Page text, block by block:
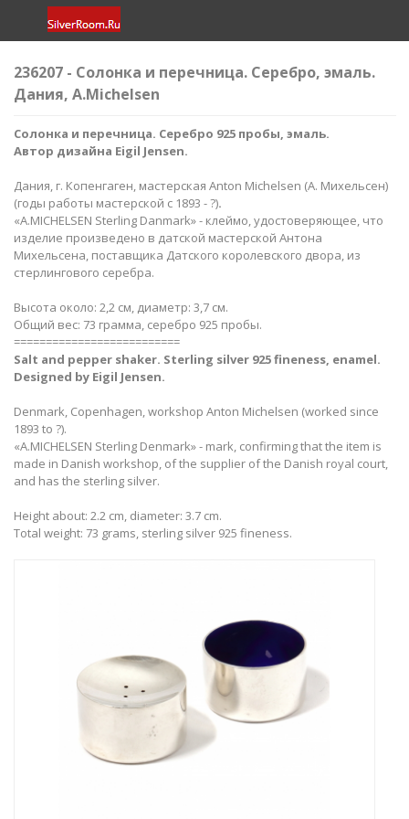
236207 - Солонка и перечница. Серебро, эмаль.
Дания, A.Michelsen
Солонка и перечница. Серебро 925 пробы, эмаль.
Автор дизайна Eigil Jensen.
Дания, г. Копенгаген, мастерская Anton Michelsen (А. Михельсен)
(годы работы мастерской с 1893 - ?).
«A.MICHELSEN Sterling Danmark» - клеймо, удостоверяющее, что
изделие произведено в датской мастерской Антона
Михельсена, поставщика Датского королевского двора, из
стерлингового серебра.
Высота около: 2,2 см, диаметр: 3,7 см.
Общий вес: 73 грамма, серебро 925 пробы.
==========================
Salt and pepper shaker. Sterling silver 925 fineness, enamel.
Designed by Eigil Jensen.
Denmark, Copenhagen, workshop Anton Michelsen (worked since
1893 to ?).
«A.MICHELSEN Sterling Denmark» - mark, confirming that the item is
made in Danish workshop, of the supplier of the Danish royal court,
and has the sterling silver.
Height about: 2.2 cm, diameter: 3.7 cm.
Total weight: 73 grams, sterling silver 925 fineness.